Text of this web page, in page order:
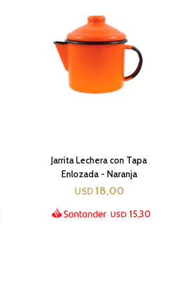
Jarrita Lechera con Tapa
Enlozada - Naranja
USD 18,00
USD 15,30